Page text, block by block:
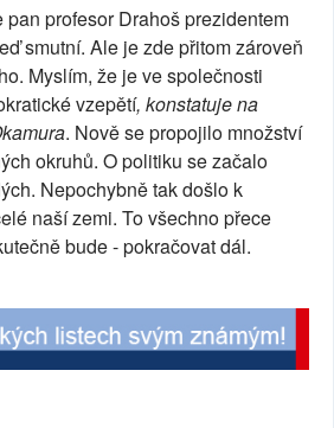
pan profesor Drahoš prezidentem
smutní. Ale je zde přitom zároveň
Myslím, že je ve společnosti
vzepětí, konstatuje na
. Nově se propojilo množství
okruhů. O politiku se začalo
Nepochybně tak došlo k
naší zemi. To všechno přece
bude - pokračovat dál.